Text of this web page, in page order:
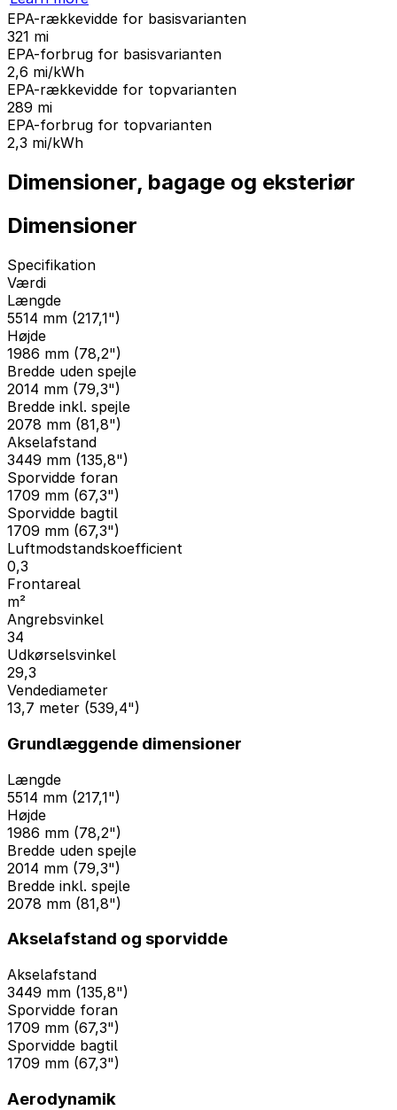
EPA-rækkevidde for basisvarianten
321 mi
EPA-forbrug for basisvarianten
2,6 mi/kWh
EPA-rækkevidde for topvarianten
289 mi
EPA-forbrug for topvarianten
2,3 mi/kWh
Dimensioner, bagage og eksteriør
Dimensioner
Specifikation
Værdi
Længde
5514 mm (217,1")
Højde
1986 mm (78,2")
Bredde uden spejle
2014 mm (79,3")
Bredde inkl. spejle
2078 mm (81,8")
Akselafstand
3449 mm (135,8")
Sporvidde foran
1709 mm (67,3")
Sporvidde bagtil
1709 mm (67,3")
Luftmodstandskoefficient
0,3
Frontareal
m²
Angrebsvinkel
34
Udkørselsvinkel
29,3
Vendediameter
13,7 meter (539,4")
Grundlæggende dimensioner
Længde
5514 mm (217,1")
Højde
1986 mm (78,2")
Bredde uden spejle
2014 mm (79,3")
Bredde inkl. spejle
2078 mm (81,8")
Akselafstand og sporvidde
Akselafstand
3449 mm (135,8")
Sporvidde foran
1709 mm (67,3")
Sporvidde bagtil
1709 mm (67,3")
Aerodynamik